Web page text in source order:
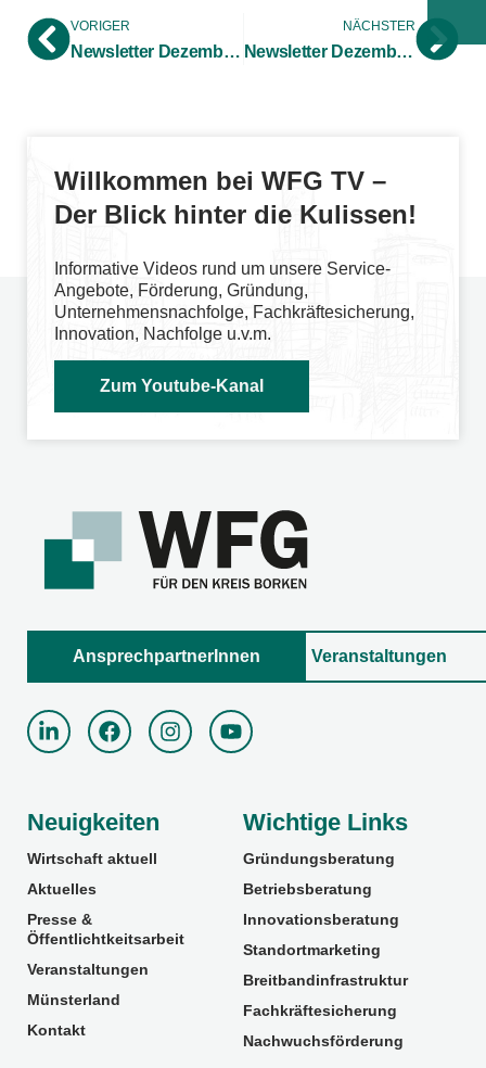
VORIGER
Newsletter Dezember 2024 – Zirkuläre Produktion NRW
NÄCHSTER
Newsletter Dezember 2024 – Sustainable Innovation Münsterland
Willkommen bei WFG TV –
Der Blick hinter die Kulissen!
Informative Videos rund um unsere Service-
Angebote, Förderung, Gründung,
Unternehmensnachfolge, Fachkräftesicherung,
Innovation, Nachfolge u.v.m.
Zum Youtube-Kanal
AnsprechpartnerInnen Veranstaltungen
Neuigkeiten
Wirtschaft aktuell
Aktuelles
Presse &
Öffentlichtkeitsarbeit
Veranstaltungen
Münsterland
Kontakt
Wichtige Links
Gründungsberatung
Betriebsberatung
Innovationsberatung
Standortmarketing
Breitbandinfrastruktur
Fachkräftesicherung
Nachwuchsförderung